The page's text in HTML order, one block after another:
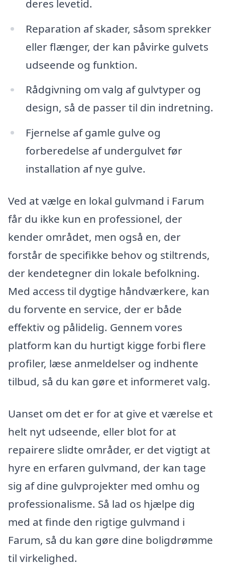
deres levetid.
Reparation af skader, såsom sprekker
eller flænger, der kan påvirke gulvets
udseende og funktion.
Rådgivning om valg af gulvtyper og
design, så de passer til din indretning.
Fjernelse af gamle gulve og
forberedelse af undergulvet før
installation af nye gulve.
Ved at vælge en lokal gulvmand i Farum
får du ikke kun en professionel, der
kender området, men også en, der
forstår de specifikke behov og stiltrends,
der kendetegner din lokale befolkning.
Med access til dygtige håndværkere, kan
du forvente en service, der er både
effektiv og pålidelig. Gennem vores
platform kan du hurtigt kigge forbi flere
profiler, læse anmeldelser og indhente
tilbud, så du kan gøre et informeret valg.
Uanset om det er for at give et værelse et
helt nyt udseende, eller blot for at
repairere slidte områder, er det vigtigt at
hyre en erfaren gulvmand, der kan tage
sig af dine gulvprojekter med omhu og
professionalisme. Så lad os hjælpe dig
med at finde den rigtige gulvmand i
Farum, så du kan gøre dine boligdrømme
til virkelighed.